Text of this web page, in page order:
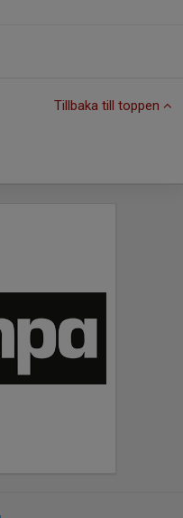
Tillbaka till toppen